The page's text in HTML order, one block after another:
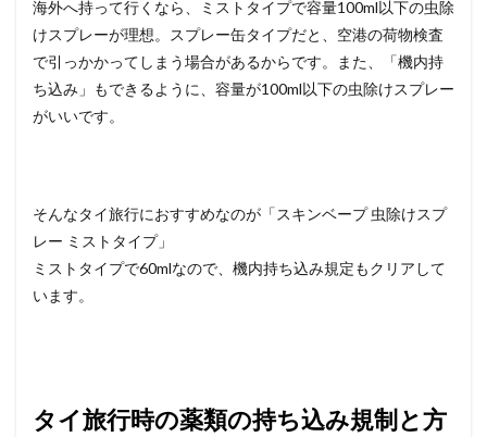
海外へ持って行くなら、ミストタイプで容量100ml以下の虫除
けスプレーが理想。スプレー缶タイプだと、空港の荷物検査
で引っかかってしまう場合があるからです。また、「機内持
ち込み」もできるように、容量が100ml以下の虫除けスプレー
がいいです。
そんなタイ旅行におすすめなのが「スキンベープ 虫除けスプ
レー ミストタイプ」
ミストタイプで60mlなので、機内持ち込み規定もクリアして
います。
タイ旅行時の薬類の持ち込み規制と方